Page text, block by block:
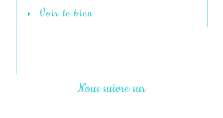
Voir le bien
Nous suivre sur